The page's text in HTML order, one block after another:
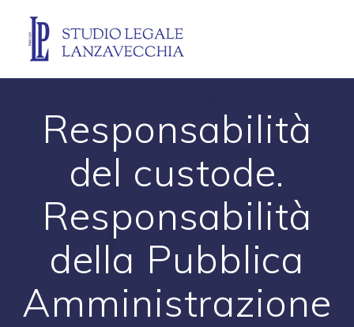
content
Responsabilità
del custode.
Responsabilità
della Pubblica
Amministrazione